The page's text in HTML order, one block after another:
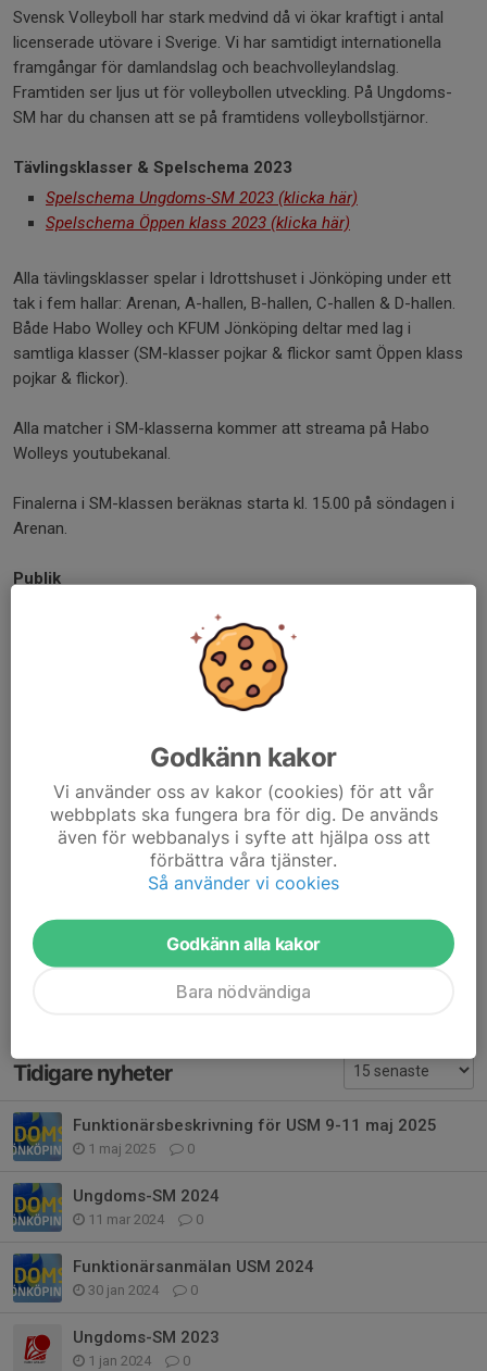
Svensk Volleyboll har stark medvind då vi ökar kraftigt i antal
licenserade utövare i Sverige. Vi har samtidigt internationella
framgångar för damlandslag och beachvolleylandslag.
Framtiden ser ljus ut för volleybollen utveckling. På Ungdoms-
SM har du chansen att se på framtidens volleybollstjärnor.
Tävlingsklasser & Spelschema 2023
Spelschema Ungdoms-SM 2023 (klicka här)
Spelschema Öppen klass 2023 (klicka här)
Alla tävlingsklasser spelar i Idrottshuset i Jönköping under ett
tak i fem hallar: Arenan, A-hallen, B-hallen, C-hallen & D-hallen.
Både Habo Wolley och KFUM Jönköping deltar med lag i
samtliga klasser (SM-klasser pojkar & flickor samt Öppen klass
pojkar & flickor).
Alla matcher i SM-klasserna kommer att streama på Habo
Wolleys youtubekanal.
Finalerna i SM-klassen beräknas starta kl. 15.00 på söndagen i
Arenan.
Publik
Idrottshuset. Detta behöver inte förhandsbokas, utan betalas
med swish vid ingången. Biljetten gäller för hela helgen och
– 0 kr barn/ungdom under 16 år
Välkomna att kolla på framtidens volleybollstjärnor!
Dela nyhet
Kommentarer
Tidigare nyheter
Funktionärsbeskrivning för USM 9-11 maj 2025
1 maj 2025 0
Ungdoms-SM 2024
11 mar 2024 0
Funktionärsanmälan USM 2024
30 jan 2024 0
Ungdoms-SM 2023
1 jan 2024 0
Godkänn kakor
Vi använder oss av kakor (cookies) för att vår
webbplats ska fungera bra för dig. De används
även för webbanalys i syfte att hjälpa oss att
förbättra våra tjänster.
Så använder vi cookies
Godkänn alla kakor
Bara nödvändiga